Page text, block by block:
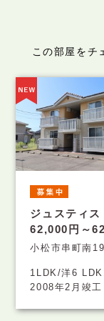
この部屋をチ
ジュスティス
62,000円～
小松市串町南
1LDK/洋6
2008年2月竣工